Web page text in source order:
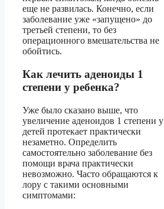
еще не развилась. Конечно, если
заболевание уже «запущено» до
третьей степени, то без
операционного вмешательства не
обойтись.
Как лечить аденоиды 1
степени у ребенка?
Уже было сказано выше, что
увеличение аденоидов 1 степени у
детей протекает практически
незаметно. Определить
самостоятельно заболевание без
помощи врача практически
невозможно. Часто обращаются к
лору с такими основными
симптомами: